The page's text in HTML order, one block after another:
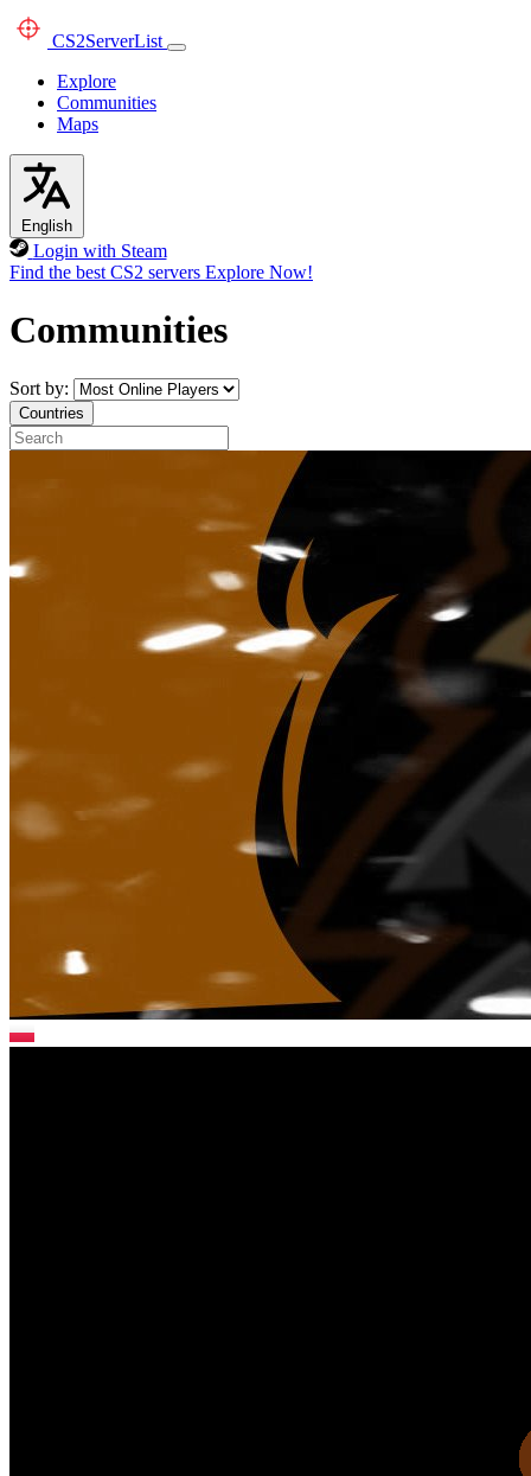
CS2ServerList
Explore
Communities
Maps
English
Login with Steam
Find the best CS2 servers Explore Now!
Communities
Sort by:
Countries